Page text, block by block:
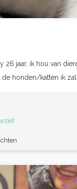
26 jaar, ik hou van
honden/katten ik zal...